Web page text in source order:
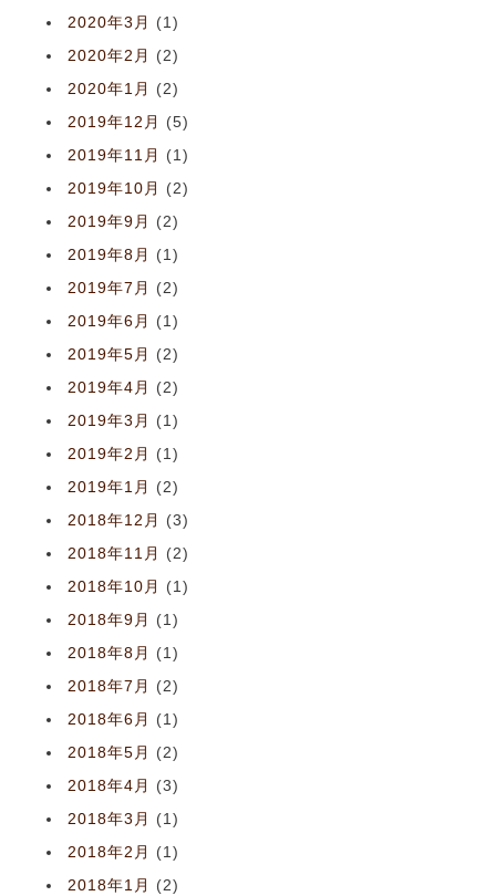
2020年3月
(1)
2020年2月
(2)
2020年1月
(2)
2019年12月
(5)
2019年11月
(1)
2019年10月
(2)
2019年9月
(2)
2019年8月
(1)
2019年7月
(2)
2019年6月
(1)
2019年5月
(2)
2019年4月
(2)
2019年3月
(1)
2019年2月
(1)
2019年1月
(2)
2018年12月
(3)
2018年11月
(2)
2018年10月
(1)
2018年9月
(1)
2018年8月
(1)
2018年7月
(2)
2018年6月
(1)
2018年5月
(2)
2018年4月
(3)
2018年3月
(1)
2018年2月
(1)
2018年1月
(2)